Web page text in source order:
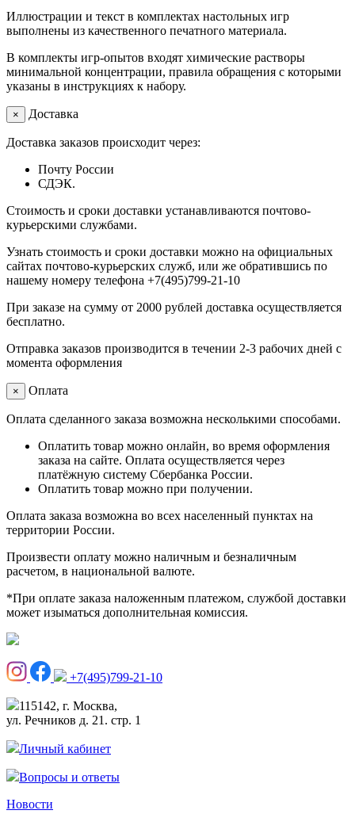
Иллюстрации и текст в комплектах настольных игр
выполнены из качественного печатного материала.
В комплекты игр-опытов входят химические растворы
минимальной концентрации, правила обращения с которыми
указаны в инструкциях к набору.
× Доставка
Доставка заказов происходит через:
Почту России
СДЭК.
Стоимость и сроки доставки устанавливаются почтово-
курьерскими службами.
Узнать стоимость и сроки доставки можно на официальных
сайтах почтово-курьерских служб, или же обратившись по
нашему номеру телефона +7(495)799-21-10
При заказе на сумму от 2000 рублей доставка осуществляется
бесплатно.
Отправка заказов производится в течении 2-3 рабочих дней с
момента оформления
× Оплата
Оплата сделанного заказа возможна несколькими способами.
Оплатить товар можно онлайн, во время оформления
заказа на сайте. Оплата осуществляется через
платёжную систему Сбербанка России.
Оплатить товар можно при получении.
Оплата заказа возможна во всех населенный пунктах на
территории России.
Произвести оплату можно наличным и безналичным
расчетом, в национальной валюте.
*При оплате заказа наложенным платежом, службой доставки
может изыматься дополнительная комиссия.
+7(495)799-21-10
115142, г. Москва,
ул. Речников д. 21. стр. 1
Личный кабинет
Вопросы и ответы
Новости